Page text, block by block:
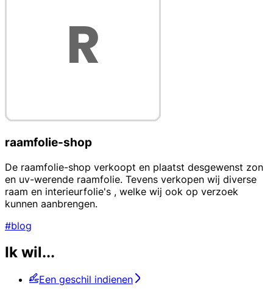
raamfolie-shop
De raamfolie-shop verkoopt en plaatst desgewenst zon
en uv-werende raamfolie. Tevens verkopen wij diverse
raam en interieurfolie's , welke wij ook op verzoek
kunnen aanbrengen.
#blog
Ik wil...
Een geschil indienen